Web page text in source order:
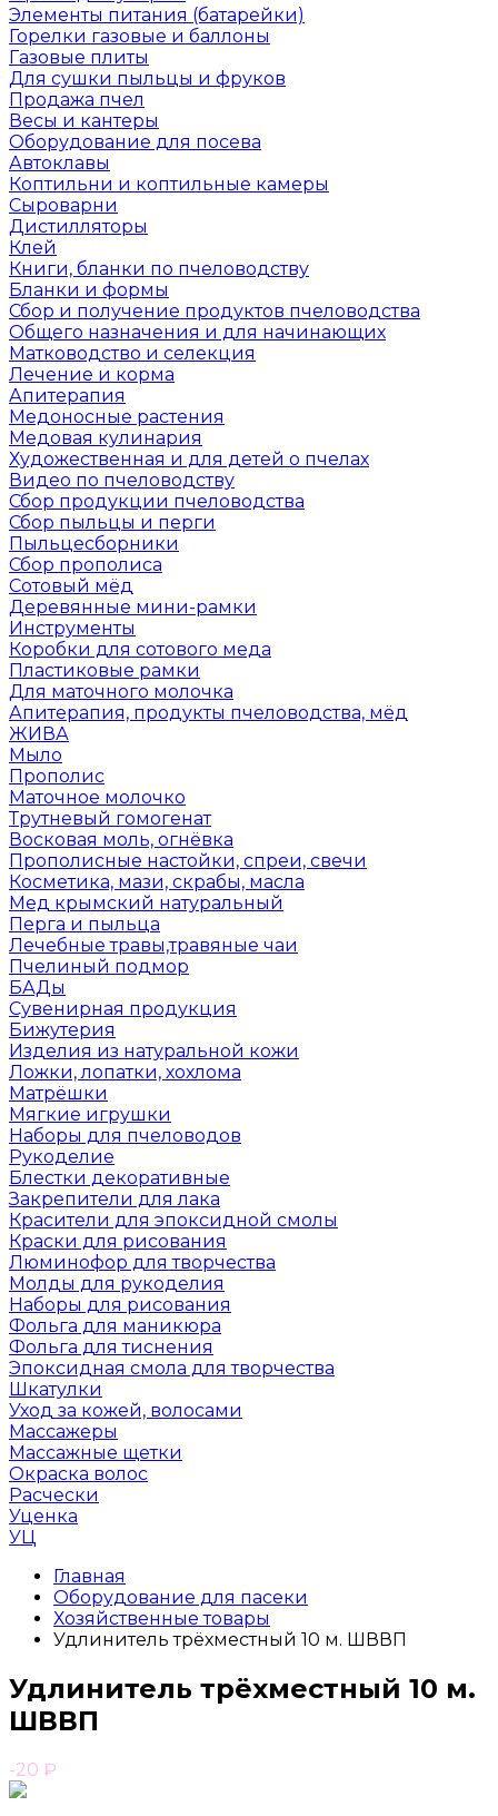
Элементы питания (батарейки)
Горелки газовые и баллоны
Газовые плиты
Для сушки пыльцы и фруков
Продажа пчел
Весы и кантеры
Оборудование для посева
Автоклавы
Коптильни и коптильные камеры
Сыроварни
Дистилляторы
Клей
Книги, бланки по пчеловодству
Бланки и формы
Сбор и получение продуктов пчеловодства
Общего назначения и для начинающих
Матководство и селекция
Лечение и корма
Апитерапия
Медоносные растения
Медовая кулинария
Художественная и для детей о пчелах
Видео по пчеловодству
Сбор продукции пчеловодства
Сбор пыльцы и перги
Пыльцесборники
Сбор прополиса
Сотовый мёд
Деревянные мини-рамки
Инструменты
Коробки для сотового меда
Пластиковые рамки
Для маточного молочка
Апитерапия, продукты пчеловодства, мёд
ЖИВА
Мыло
Прополис
Маточное молочко
Трутневый гомогенат
Восковая моль, огнёвка
Прополисные настойки, спреи, свечи
Косметика, мази, скрабы, масла
Мед крымский натуральный
Перга и пыльца
Лечебные травы,травяные чаи
Пчелиный подмор
БАДы
Сувенирная продукция
Бижутерия
Изделия из натуральной кожи
Ложки, лопатки, хохлома
Матрёшки
Мягкие игрушки
Наборы для пчеловодов
Рукоделие
Блестки декоративные
Закрепители для лака
Красители для эпоксидной смолы
Краски для рисования
Люминофор для творчества
Молды для рукоделия
Наборы для рисования
Фольга для маникюра
Фольга для тиснения
Эпоксидная смола для творчества
Шкатулки
Уход за кожей, волосами
Массажеры
Массажные щетки
Окраска волос
Расчески
Уценка
УЦ
Главная
Оборудование для пасеки
Хозяйственные товары
Удлинитель трёхместный 10 м. ШВВП
Удлинитель трёхместный 10 м.
ШВВП
-20 ₽